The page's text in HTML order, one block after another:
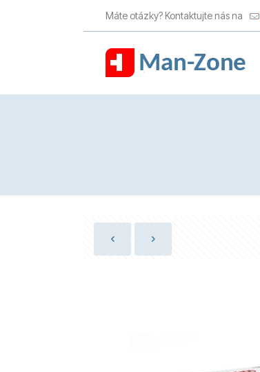
Máte otázky? Kontaktujte nás na